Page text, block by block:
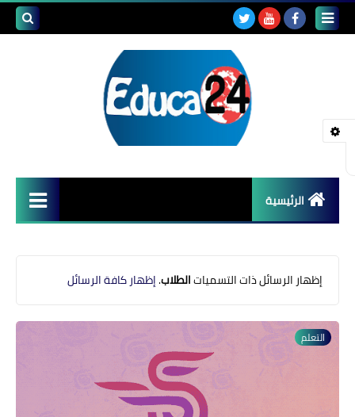
الرئيسية
قضايا تربوية
منوعات إخبارية
مواضيع تربوية
‏إظهار الرسائل ذات التسمياتالطلاب.إظهار كافة الرسائل
التعلم